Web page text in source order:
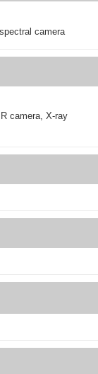
camera
camera, X-ray